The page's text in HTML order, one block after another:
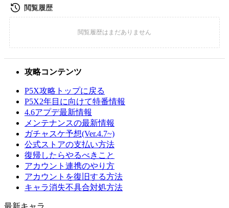
攻略コンテンツ
P5X攻略トップに戻る
P5X2年目に向けて特番情報
4.6アプデ最新情報
メンテナンスの最新情報
ガチャスケ予想(Ver.4.7~)
公式ストアの支払い方法
復帰したらやるべきこと
アカウント連携のやり方
アカウントを復旧する方法
キャラ消失不具合対処方法
最新キャラ